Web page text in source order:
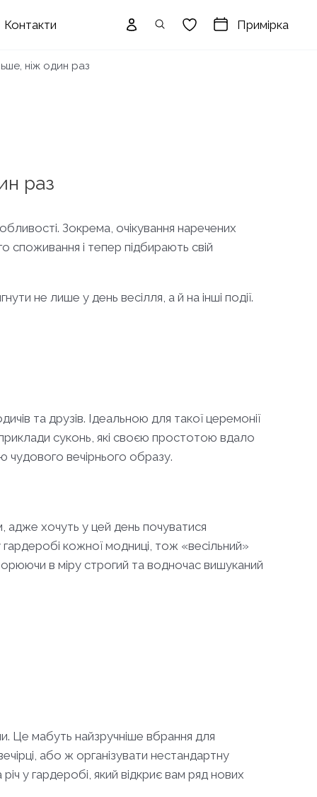
Контакти Примірка
ніж один раз
раз
Зокрема, очікування наречених
споживання і тепер підбирають свій
не лише у день весілля, а й на інші події.
та друзів. Ідеальною для такої церемонії
суконь, які своєю простотою вдало
чудового вечірнього образу.
адже хочуть у цей день почуватися
кожної модниці, тож «весільний»
в міру строгий та водночас вишуканий
Це мабуть найзручніше вбрання для
або ж організувати нестандартну
у гардеробі, який відкриє вам ряд нових